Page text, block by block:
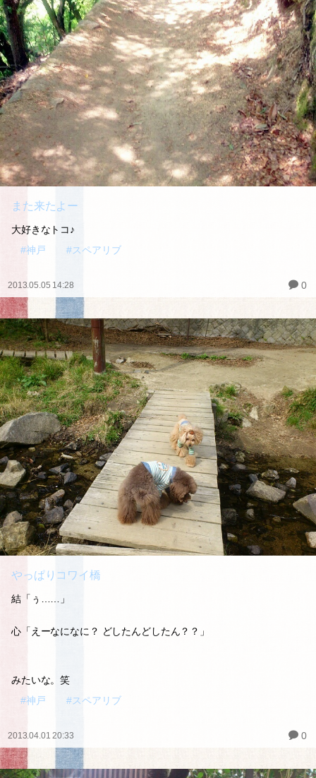
また来たよー
大好きなトコ♪
#神戸
#スペアリブ
2013.05.05 14:28 0
やっぱりコワイ橋
結「ぅ……」
心「えーなになに？ どしたんどしたん？？」
みたいな。笑
#神戸
#スペアリブ
2013.04.01 20:33 0